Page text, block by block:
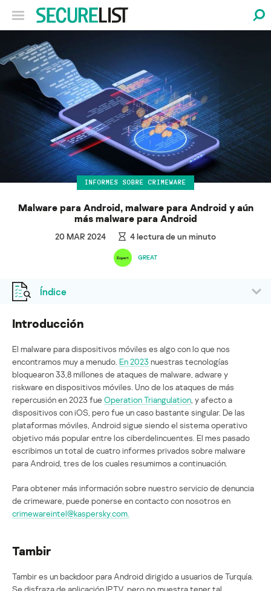
INFORMES SOBRE CRIMEWARE
Malware para Android, malware para Android y aún
más malware para Android
20 MAR 2024 4lectura de un minuto
GREAT
Índice
Introducción
El malware para dispositivos móviles es algo con lo que nos
encontramos muy a menudo. En 2023 nuestras tecnologías
bloquearon 33,8 millones de ataques de malware, adware y
riskware en dispositivos móviles. Uno de los ataques de más
repercusión en 2023 fue Operation Triangulation , y afecto a
dispositivos con iOS, pero fue un caso bastante singular. De las
plataformas móviles, Android sigue siendo el sistema operativo
objetivo más popular entre los ciberdelincuentes. El mes pasado
escribimos un total de cuatro informes privados sobre malware
para Android, tres de los cuales resumimos a continuación.
Para obtener más información sobre nuestro servicio de denuncia
de crimeware, puede ponerse en contacto con nosotros en
crimewareintel@kaspersky.com.
Tambir
Tambir es un backdoor para Android dirigido a usuarios de Turquía.
Se disfraza de aplicación IPTV, pero no muestra tener tal